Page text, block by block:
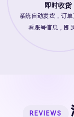
即时收货
系统自动发货，订
看账号信息，即
REVIEWS